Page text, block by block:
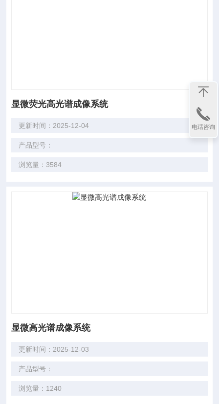
显微荧光高光谱成像系统
更新时间：2025-12-04
产品型号：
浏览量：3584
显微高光谱成像系统
更新时间：2025-12-03
产品型号：
浏览量：1240
电话咨询